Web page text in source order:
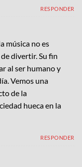
RESPONDER
música no es
divertir. Su fin
al ser humano y
Vemos una
de la
hueca en la
RESPONDER